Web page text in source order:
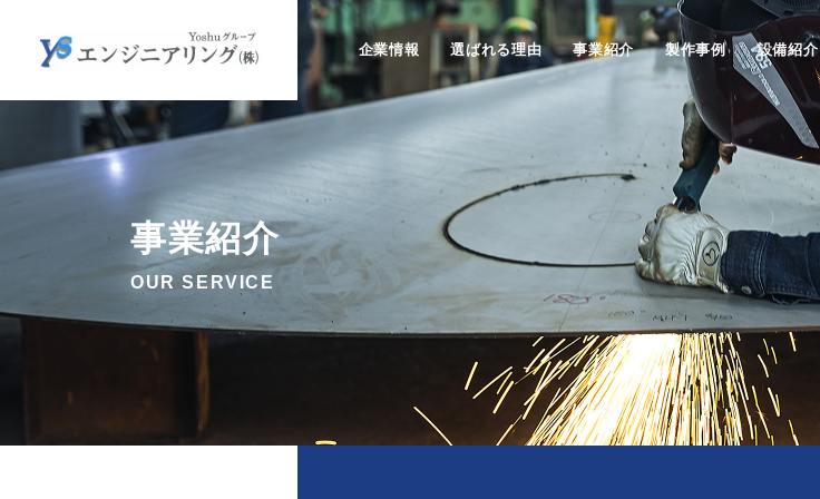
企業情報 選ばれる理由 事業紹介 製作事例 設備紹介
事業紹介
OUR SERVICE